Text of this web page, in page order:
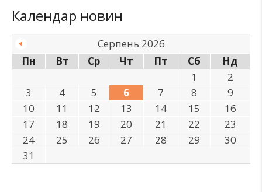
Календар новин
Серпень 2026
Пн
Вт Ср Чт Пт Сб
Нд
1
2
3
4 5 6 7 8
9
10
11 12 13 14 15
16
17
18 19 20 21 22
23
24
25 26 27 28 29
30
31